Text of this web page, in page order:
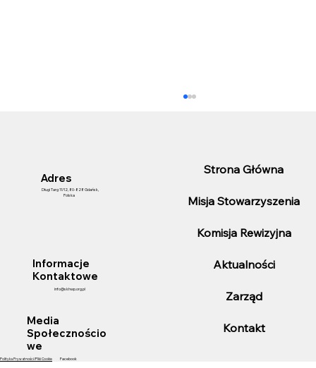
25-lecie pełnienia funkcji Konsula
Honorowego Chile przez Pana Marka
Listowskiego.
Strona Główna
Misja Stowarzyszenia
Komisja Rewizyjna
Aktualności
Zarząd
Kontakt
Informacje
Kontaktowe
info@skhwp.org.pl
Adres
Długi Targ 11/12, 80-828 Gdańsk,
Polska
Media
Społecznościo
we
Facebook
Polityka Prywatności/Pliki Cookie